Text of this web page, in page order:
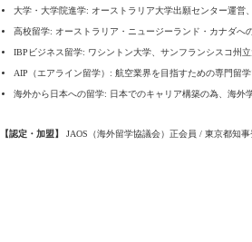
大学・大学院進学: オーストラリア大学出願センター運営
高校留学: オーストラリア・ニュージーランド・カナダへ
IBPビジネス留学: ワシントン大学、サンフランシスコ州
AIP（エアライン留学）: 航空業界を目指すための専門留学
海外から日本への留学: 日本でのキャリア構築の為、海外
【認定・加盟】 JAOS（海外留学協議会）正会員 / 東京都知